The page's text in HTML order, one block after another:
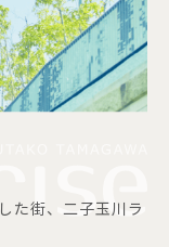
た街、二子玉川ラ